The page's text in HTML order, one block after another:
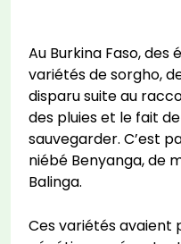
Au Burkina Faso,
variétés de sorgho,
disparu suite au
des pluies et le fait
sauvegarder. C’est
niébé Benyanga, de
Balinga.
Ces variétés